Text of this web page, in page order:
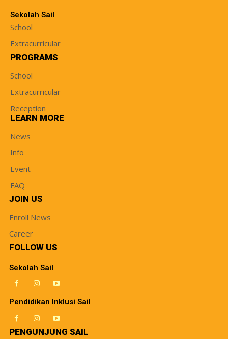
Sekolah Sail
School
Extracurricular
PROGRAMS
School
Extracurricular
Reception
LEARN MORE
News
Info
Event
FAQ
JOIN US
Enroll News
Career
FOLLOW US
Sekolah Sail
Pendidikan Inklusi Sail
PENGUNJUNG SAIL